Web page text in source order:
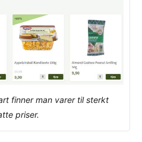
finner man varer til sterkt
priser.